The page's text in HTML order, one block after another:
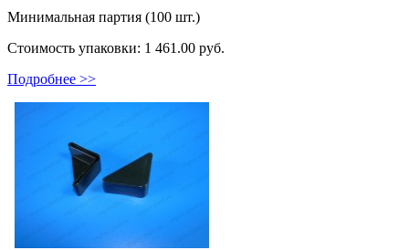
Минимальная партия (100 шт.)
Стоимость упаковки: 1 461.00 руб.
Подробнее >>